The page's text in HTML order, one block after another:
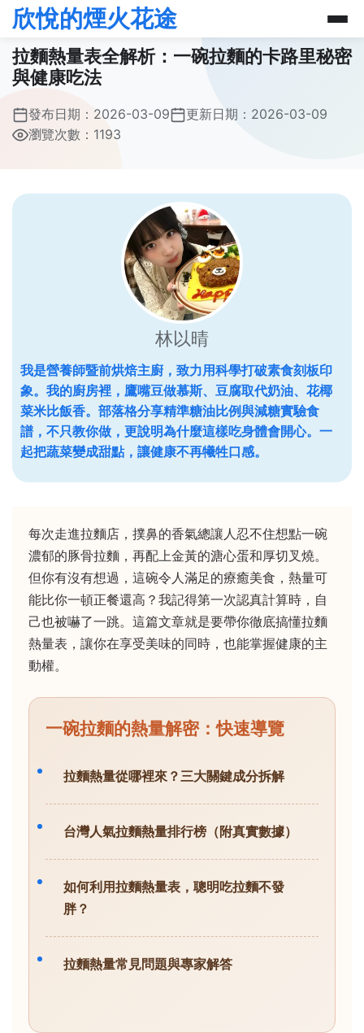
欣悅的煙火花途
拉麵熱量表全解析：一碗拉麵的卡路里秘密
與健康吃法
發布日期： 2026-03-09 更新日期： 2026-03-09
瀏覽次數：1193
林以晴
我是營養師暨前烘焙主廚，致力用科學打破素食刻板印
象。我的廚房裡，鷹嘴豆做慕斯、豆腐取代奶油、花椰
菜米比飯香。部落格分享精準糖油比例與減糖實驗食
譜，不只教你做，更說明為什麼這樣吃身體會開心。一
起把蔬菜變成甜點，讓健康不再犧牲口感。
每次走進拉麵店，撲鼻的香氣總讓人忍不住想點一碗
濃郁的豚骨拉麵，再配上金黃的溏心蛋和厚切叉燒。
但你有沒有想過，這碗令人滿足的療癒美食，熱量可
能比你一頓正餐還高？我記得第一次認真計算時，自
己也被嚇了一跳。這篇文章就是要帶你徹底搞懂拉麵
熱量表，讓你在享受美味的同時，也能掌握健康的主
動權。
一碗拉麵的熱量解密：快速導覽
拉麵熱量從哪裡來？三大關鍵成分拆解
台灣人氣拉麵熱量排行榜（附真實數據）
如何利用拉麵熱量表，聰明吃拉麵不發
胖？
拉麵熱量常見問題與專家解答